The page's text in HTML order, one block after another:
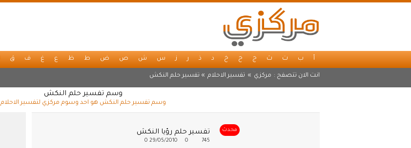
أ ب ت ث ج ح خ د ذ ر ز س ش ص ض ط ظ ع غ ف ق
انت الان تتصفح : مركزي » تفسير الاحلام » تفسير حلم النكش
وسم تفسير حلم النكش
وسم تفسير حلم النكش هو احد وسوم مركزي لتفسير الاحلام
محدث تفسير حلم رؤيا النكش
745
29/05/2010
0